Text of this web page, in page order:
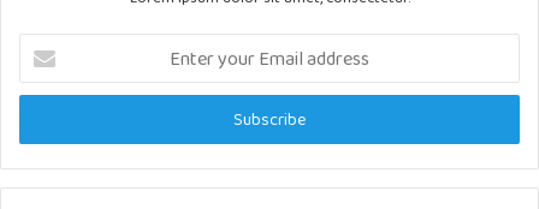
Enter
your
Email